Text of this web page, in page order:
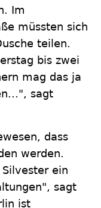
Im
müssten sich
teilen.
bis zwei
mag das ja
sagt
dass
werden.
ein
sagt
ist